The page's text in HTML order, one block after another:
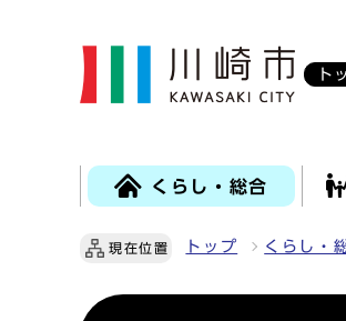
ト
くらし・総合
現在位置 トップ くらし・